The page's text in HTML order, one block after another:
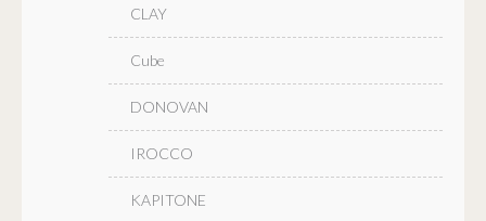
CLAY
Cube
DONOVAN
IROCCO
KAPITONE